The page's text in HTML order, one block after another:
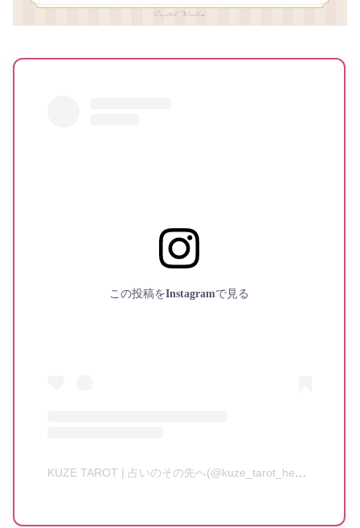
この投稿をInstagramで見る
KUZE TAROT | 占いのその先へ(@kuze_tarot_healing)がシェアした投稿